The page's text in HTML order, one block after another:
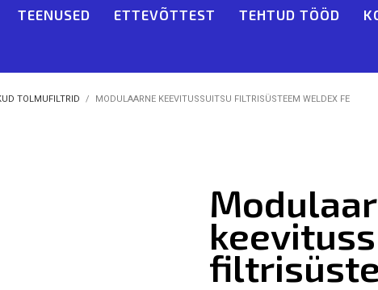
TEENUSED ETTEVÕTTEST TEHTUD TÖÖD
TOLMUFILTRID MODULAARNE KEEVITUSSUITSU FILTRISÜSTEEM WELDEX FE